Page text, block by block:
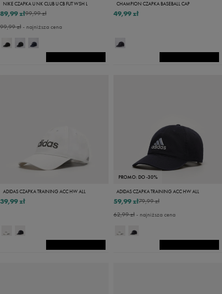
NIKE CZAPKA U NK CLUB U CB FUT WSH L
99,99 zł
89,99 zł
99,99 zł- najniższa cena
CHAMPION CZAPKA BASEBALL CAP
49,99 zł
ADIDAS CZAPKA TRAINING ACC HW ALL
39,99 zł
PROMO: DO -30%
ADIDAS CZAPKA TRAINING ACC HW ALL
79,99 zł
59,99 zł
62,99 zł- najniższa cena